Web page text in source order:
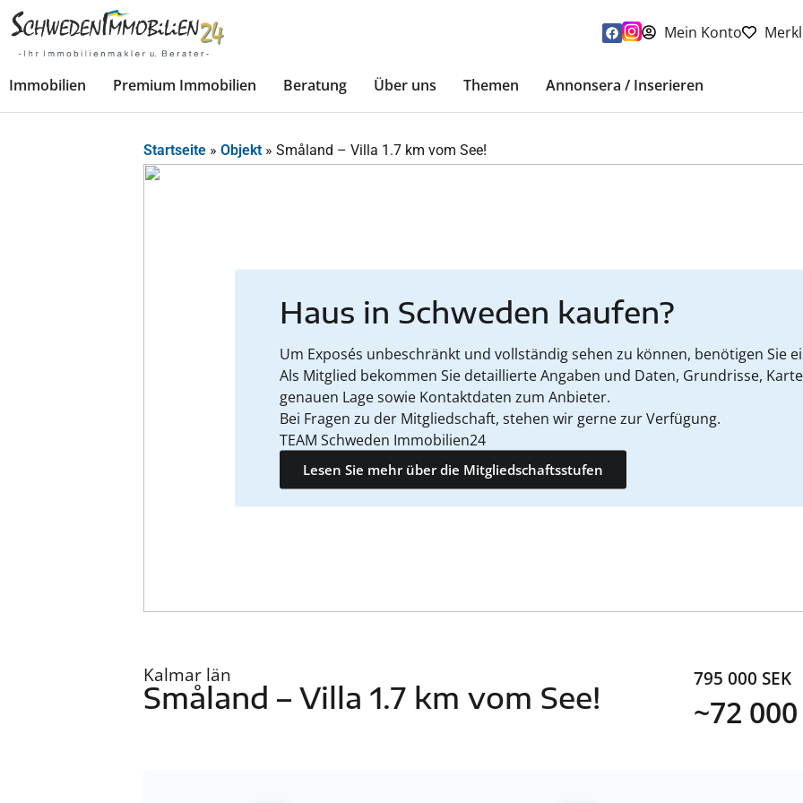
Mein Konto
Immobilien Premium Immobilien Beratung Über uns Themen Annonsera / Inserieren
Startseite » Objekt » Småland – Villa 1.7 km vom See!
Haus in Schweden kaufen?
Um Exposés unbeschränkt und vollständig sehen zu können, benötigen Sie
Als Mitglied bekommen Sie detaillierte Angaben und Daten, Grundrisse,
genauen Lage sowie Kontaktdaten zum Anbieter.
Bei Fragen zu der Mitgliedschaft, stehen wir gerne zur Verfügung.
TEAM Schweden Immobilien24
Lesen Sie mehr über die Mitgliedschaftsstufen
Kalmar län
Småland – Villa 1.7 km vom See!
795 000 SEK
~72